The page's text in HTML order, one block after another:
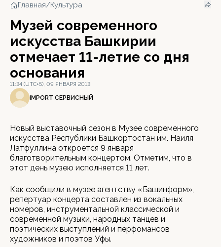
Главная/Культура
Музей современного
искусства Башкирии
отмечает 11-летие со дня
основания
11:34 (UTC+5), 09 ЯНВАРЯ 2013
IMPORT СЕРВИСНЫЙ
Новый выставочный сезон в Музее современного
искусства Республики Башкортостан им. Наиля
Латфуллина откроется 9 января
благотворительным концертом. Отметим, что в
этот день музею исполняется 11 лет.
Как сообщили в музее агентству «Башинформ»,
репертуар концерта составлен из вокальных
номеров, инструментальной классической и
современной музыки, народных танцев и
поэтических выступлений и перфомансов
художников и поэтов Уфы.